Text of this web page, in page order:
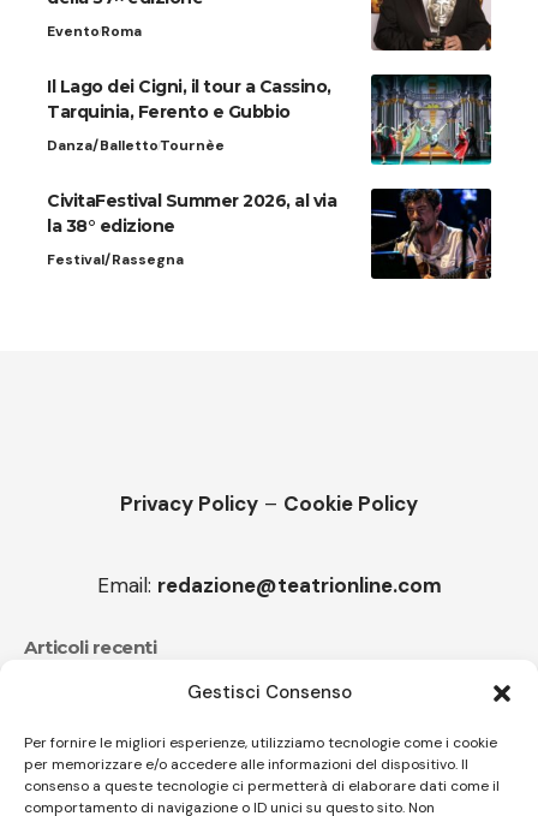
Gestisci Consenso
Per fornire le migliori esperienze, utilizziamo tecnologie come i cookie
per memorizzare e/o accedere alle informazioni del dispositivo. Il
consenso a queste tecnologie ci permetterà di elaborare dati come il
comportamento di navigazione o ID unici su questo sito. Non
EventoRoma
Il Lago dei Cigni, il tour a Cassino,
Tarquinia, Ferento e Gubbio
Danza/BallettoTournèe
CivitaFestival Summer 2026, al via
la 38° edizione
Festival/Rassegna
Privacy Policy – Cookie Policy
Email: redazione@teatrionline.com
Articoli recenti
Festival Teatrale Borgio Verezzi, La cameriera brillante
Sir Ian Livingstone, Romics d’Oro della 37^ edizione